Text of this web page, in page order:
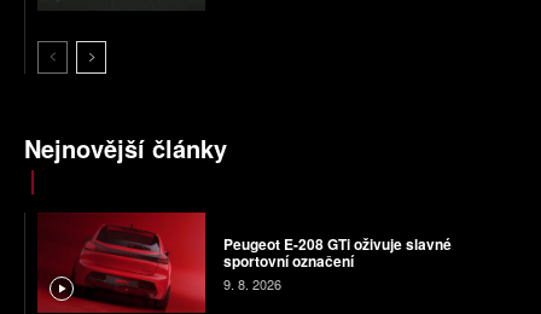
Nejnovější články
Peugeot E-208 GTi oživuje slavné
sportovní označení
9. 8. 2026